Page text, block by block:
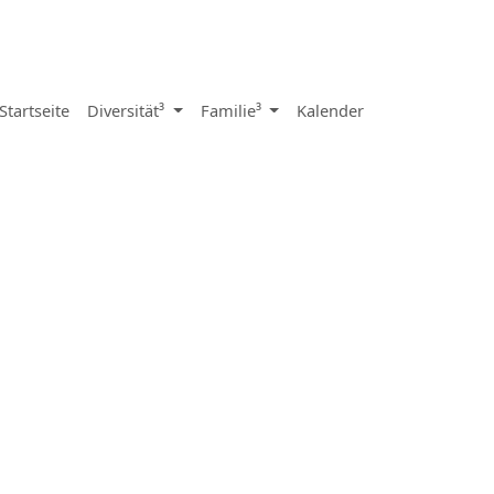
Startseite Diversität³ Familie³ Kalender